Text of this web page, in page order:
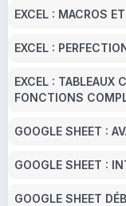
EXCEL : MACROS
EXCEL :
EXCEL : TABLEAUX
FONCTIONS
GOOGLE SHEET :
GOOGLE SHEET :
GOOGLE SHEET